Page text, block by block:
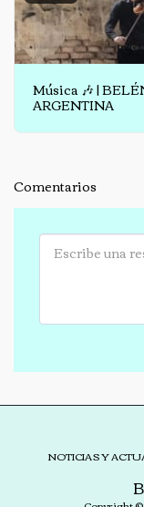
Música 🎶 |
ARGENTINA
Comentarios
NOTICIAS Y